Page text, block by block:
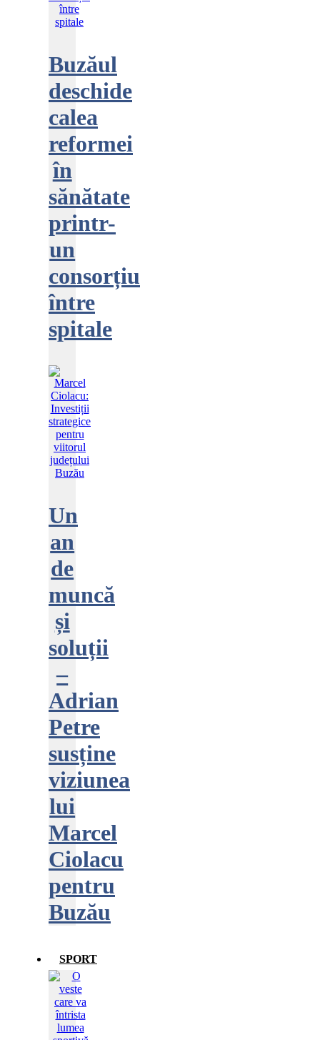
Buzăul
deschide
calea
reformei
în
sănătate
printr-
un
consorțiu
între
spitale
Un
an
de
muncă
și
soluții
–
Adrian
Petre
susține
viziunea
lui
Marcel
Ciolacu
pentru
Buzău
SPORT